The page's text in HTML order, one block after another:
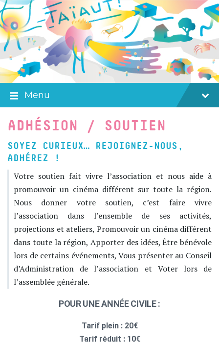
Skip
to
content
Skip
to
main
navigation
Skip
to
footer
Menu
ADHÉSION / SOUTIEN
SOYEZ CURIEUX… REJOIGNEZ-NOUS,
ADHÉREZ !
Votre soutien fait vivre l’association et nous aide à
promouvoir un cinéma différent sur toute la région.
Nous donner votre soutien, c’est faire vivre
l’association dans l’ensemble de ses activités,
projections et ateliers, Promouvoir un cinéma différent
dans toute la région, Apporter des idées, Être bénévole
lors de certains événements, Vous présenter au Conseil
d’Administration de l’association et Voter lors de
l’assemblée générale.
POUR UNE ANNÉE CIVILE :
Tarif plein : 20€
Tarif réduit : 10€